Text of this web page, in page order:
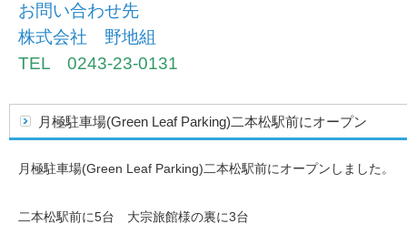
お問い合わせ先
株式会社 野地組
TEL 0243-23-0131
月極駐車場(Green Leaf Parking)二本松駅前にオープン
月極駐車場(Green Leaf Parking)二本松駅前にオープンしました。
二本松駅前に5台 大宗旅館様の裏に3台